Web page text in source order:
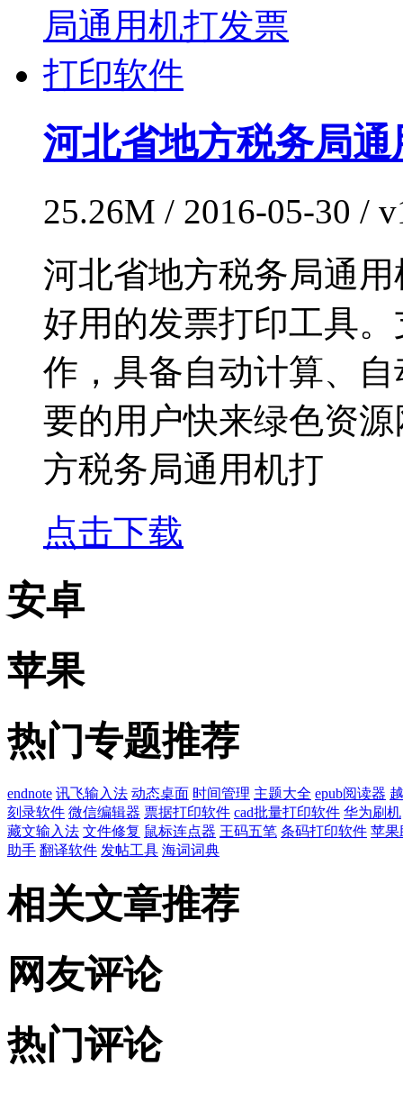
河北省地方税务局
25.26M / 2016-05-30 /
河北省地方税务局通
好用的发票打印工具
作，具备自动计算、
要的用户快来绿色资
方税务局通用机打
点击下载
安卓
苹果
热门专题推荐
endnote 讯飞输入法 动态桌面 时间管理 主题大全 epub阅读器
刻录软件 微信编辑器 票据打印软件 cad批量打印软件 华为刷机
藏文输入法 文件修复 鼠标连点器 王码五笔 条码打印软件 苹果
助手 翻译软件 发帖工具 海词词典
相关文章推荐
网友评论
热门评论